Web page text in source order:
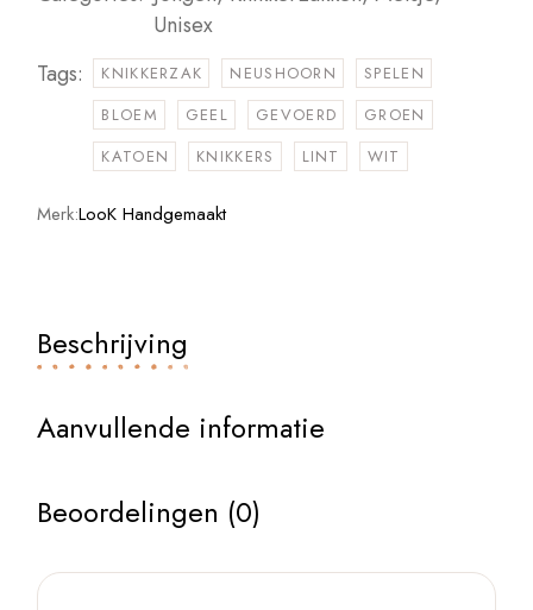
Unisex
Tags:
KNIKKERZAK NEUSHOORN
SPELEN
BLOEM
GEEL GEVOERD
GROEN
KATOEN
KNIKKERS LINT WIT
Merk:LooK Handgemaakt
Beschrijving
Aanvullende informatie
Beoordelingen (0)